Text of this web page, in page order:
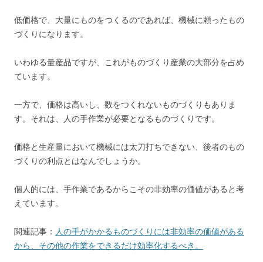
b
o
o
k
a
低価格で、大量にものをつくるのであれば、機械に頼ったもの
づくりになります。
いわゆる量産品ですが、これがものづくり産業の大部分を占め
ています。
一方で、価格は高いし、数をつくれないものづくりもありま
す。それは、人の手作業が必要となるものづくりです。
価格と生産量において機械には太刀打ちできない、後者のもの
づくりの利点とはなんでしょうか。
個人的には、手作業であるからこその非効率の価値があると考
えています。
関連記事： 人の手がかかるものづくりには非効率の価値がある
から、その他の作業をできるだけ効率化するべき。